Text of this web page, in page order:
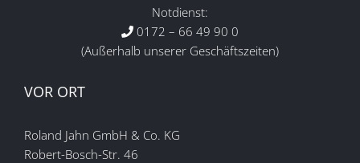
Notdienst:
0172 – 66 49 90 0
(Außerhalb unserer Geschäftszeiten)
VOR ORT
Roland Jahn GmbH & Co. KG
Robert-Bosch-Str. 46